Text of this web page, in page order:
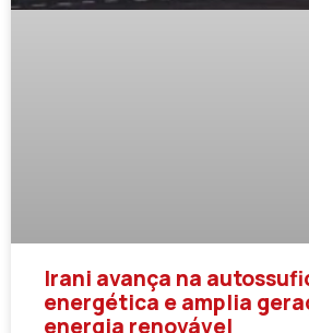
Irani avança na
energética e amplia
energia renovável